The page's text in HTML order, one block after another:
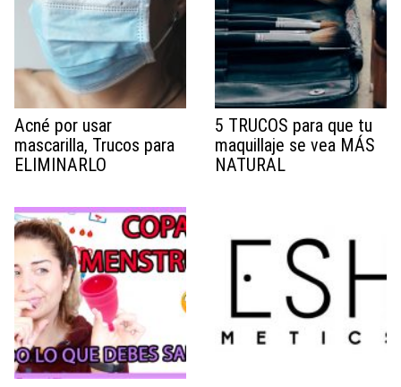
Acné por usar
mascarilla, Trucos para
ELIMINARLO
5 TRUCOS para que tu
maquillaje se vea MÁS
NATURAL